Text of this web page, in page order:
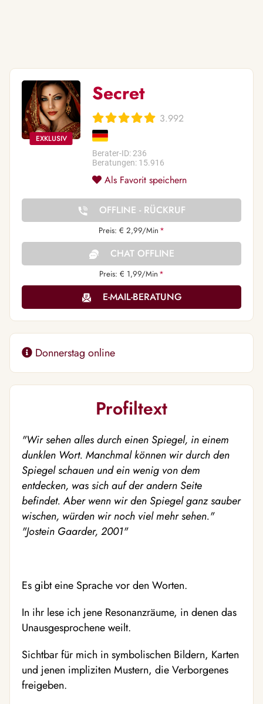
Secret
3.992
Berater-ID: 236
Beratungen: 15.916
Als Favorit speichern
OFFLINE - RÜCKRUF
Preis: € 2,99/Min *
CHAT OFFLINE
Preis: € 1,99/Min *
E-MAIL-BERATUNG
Donnerstag online
Profiltext
"Wir sehen alles durch einen Spiegel, in einem
dunklen Wort. Manchmal können wir durch den
Spiegel schauen und ein wenig von dem
entdecken, was sich auf der andern Seite
befindet. Aber wenn wir den Spiegel ganz sauber
wischen, würden wir noch viel mehr sehen."
"Jostein Gaarder, 2001"
Es gibt eine Sprache vor den Worten.
In ihr lese ich jene Resonanzräume, in denen das
Unausgesprochene weilt.
Sichtbar für mich in symbolischen Bildern, Karten
und jenen impliziten Mustern, die Verborgenes
freigeben.